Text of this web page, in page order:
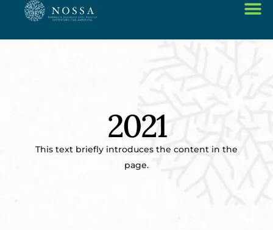
2021
This text briefly introduces the content in the
page.